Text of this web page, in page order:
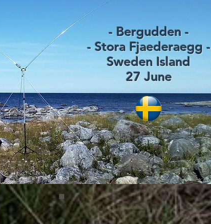
- Bergudden -
- Stora Fjaederaegg -
Sweden Island
27 June
Bergudden 03